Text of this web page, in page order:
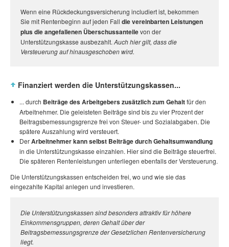
Wenn eine Rückdeckungsversicherung includiert ist, bekommen
Sie mit Rentenbeginn auf jeden Fall die vereinbarten Leistungen
plus die angefallenen Überschussanteilevon der
Unterstützungskasse ausbezahlt. Auch hier gilt, dass die
Versteuerung auf hinausgeschoben wird.
Finanziert werden die Unterstützungskassen...
... durch Beiträge des Arbeitgebers zusätzlich zum Gehaltfür den
Arbeitnehmer. Die geleisteten Beiträge sind bis zu vier Prozent der
Beitragsbemessungsgrenze frei von Steuer- und Sozialabgaben. Die
spätere Auszahlung wird versteuert.
DerArbeitnehmer kann selbst Beiträge durch Gehaltsumwandlung
in die Unterstützungskasse einzahlen. Hier sind die Beiträge steuerfrei.
Die späteren Rentenleistungen unterliegen ebenfalls der Versteuerung.
Die Unterstützungskassen entscheiden frei, wo und wie sie das
eingezahlte Kapital anlegen und investieren.
Die Unterstützungskassen sind besonders attraktiv für höhere
Einkommensgruppen, deren Gehalt über der
Beitragsbemessungsgrenze der Gesetzlichen Rentenversicherung
liegt.